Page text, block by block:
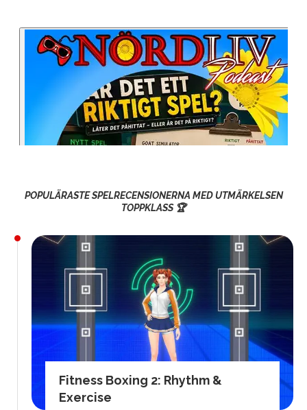
POPULÄRASTE SPELRECENSIONERNA MED UTMÄRKELSEN
TOPPKLASS 🏆
Fitness Boxing 2: Rhythm &
Exercise